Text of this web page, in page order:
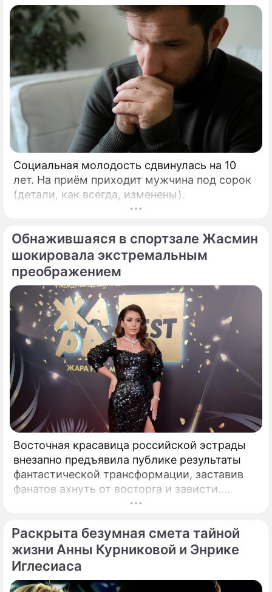
Социальная молодость сдвинулась на 10
лет. На приём приходит мужчина под сорок
(детали, как всегда, изменены).
Обнажившаяся в спортзале Жасмин
шокировала экстремальным
преображением
Восточная красавица российской эстрады
внезапно предъявила публике результаты
фантастической трансформации, заставив
фанатов ахнуть от восторга и зависти.
Знаменитая певица Жасмин всегда
формами, однако ее свежие снимки
спровоцировали настоящую бурю в Сети.
Раскрыта безумная смета тайной
жизни Анны Курниковой и Энрике
Иглесиаса